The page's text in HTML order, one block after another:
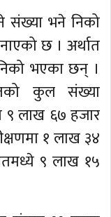
संख्या भने निको
छ । अर्थात
भएका छन् ।
कुल संख्या
९ लाख ६७ हजार
१ लाख ३४
९ लाख १५